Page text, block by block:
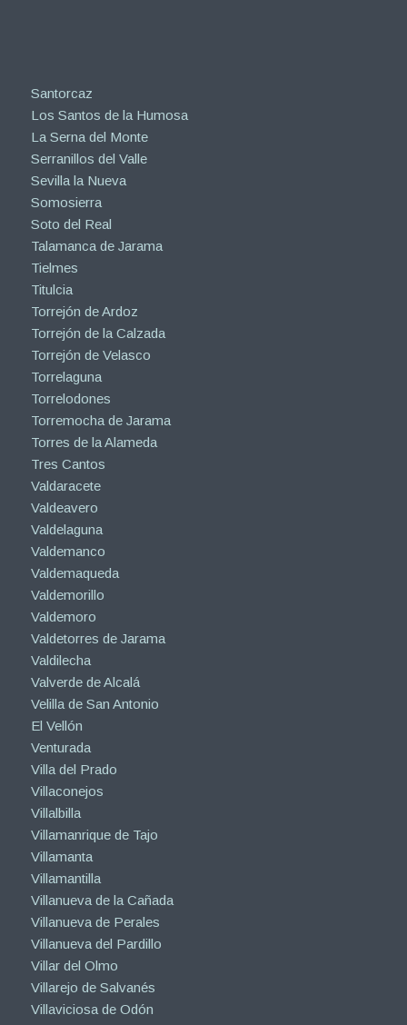
Santorcaz
Los Santos de la Humosa
La Serna del Monte
Serranillos del Valle
Sevilla la Nueva
Somosierra
Soto del Real
Talamanca de Jarama
Tielmes
Titulcia
Torrejón de Ardoz
Torrejón de la Calzada
Torrejón de Velasco
Torrelaguna
Torrelodones
Torremocha de Jarama
Torres de la Alameda
Tres Cantos
Valdaracete
Valdeavero
Valdelaguna
Valdemanco
Valdemaqueda
Valdemorillo
Valdemoro
Valdetorres de Jarama
Valdilecha
Valverde de Alcalá
Velilla de San Antonio
El Vellón
Venturada
Villa del Prado
Villaconejos
Villalbilla
Villamanrique de Tajo
Villamanta
Villamantilla
Villanueva de la Cañada
Villanueva de Perales
Villanueva del Pardillo
Villar del Olmo
Villarejo de Salvanés
Villaviciosa de Odón